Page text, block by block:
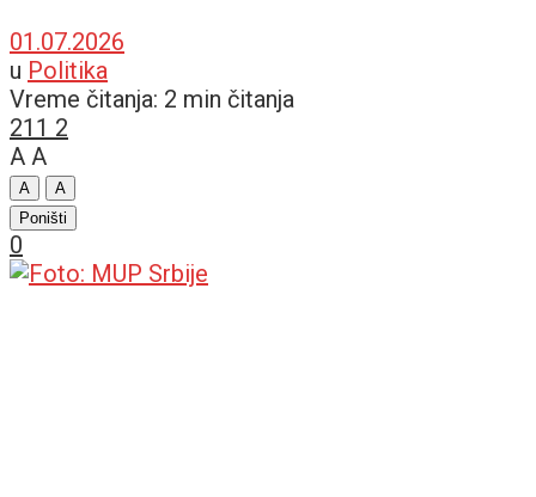
01.07.2026
u Politika
Vreme čitanja: 2 min čitanja
211 2
A A
A
A
Poništi
0